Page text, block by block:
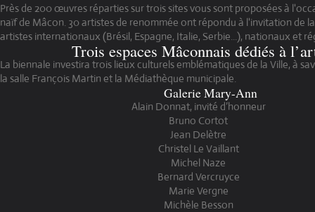
Près de 200 œuvres réparties sur trois sites vous sont proposées à
naïf de Mâcon. 30 artistes de renommée ont répondu à l'invitation de
artistes internationaux (Brésil, Espagne, Italie, Serbie...), nationaux et
Trois espaces Mâconnais dédiés à
La biennale investira trois lieux culturels emblématiques de la Ville, à
la salle François Martin et la Médiathèque municipale.
Galerie Mary-Ann
Alain Donnat, invité d’honneur
Bruno Cortot
Jean Delètre
Christel Le Vaillant
Michel Naze
Bernard Vercruyce
Marie Vergne
Michèle Besson